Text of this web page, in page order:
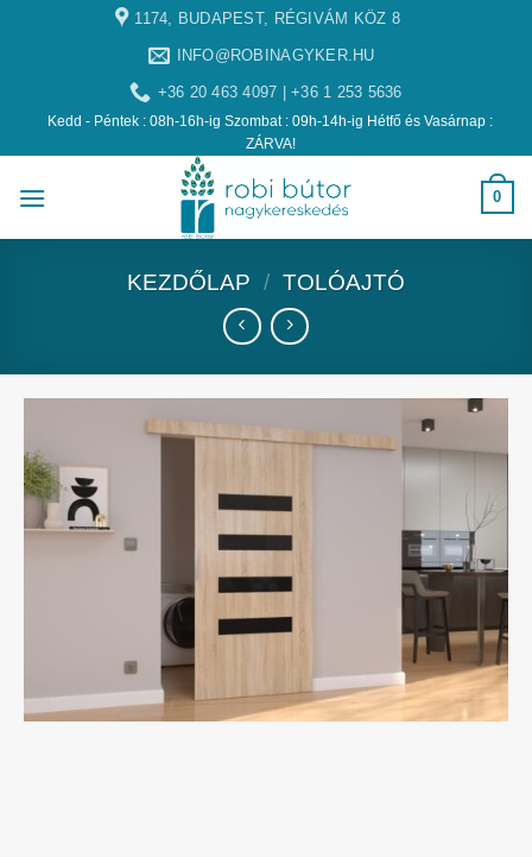
1174, BUDAPEST, RÉGIVÁM KÖZ 8
INFO@ROBINAGYKER.HU
+36 20 463 4097 | +36 1 253 5636
Kedd - Péntek : 08h-16h-ig Szombat : 09h-14h-ig Hétfő és Vasárnap :
ZÁRVA!
0
KEZDŐLAP / TOLÓAJTÓ